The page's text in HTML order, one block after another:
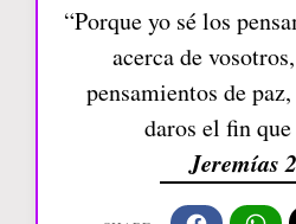
“Porque yo sé los
acerca de
pensamientos de
daros el fin que
Jeremías